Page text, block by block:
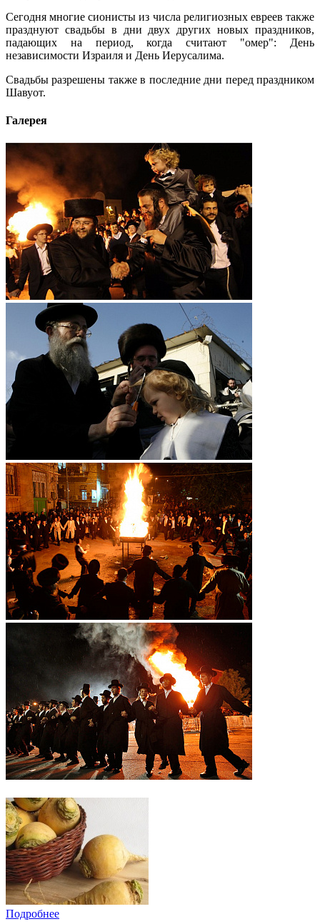
Сегодня многие сионисты из числа религиозных евреев также
празднуют свадьбы в дни двух других новых праздников,
падающих на период, когда считают "омер": День
независимости Израиля и День Иерусалима.
Свадьбы разрешены также в последние дни перед праздником
Шавуот.
Галерея
Подробнее